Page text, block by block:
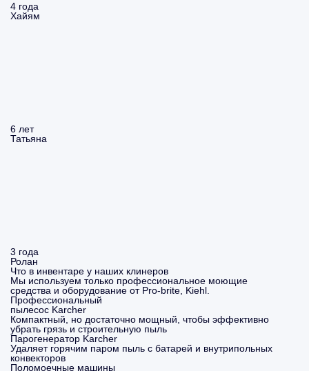
4 года
Хайям
6 лет
Татьяна
3 года
Ролан
Что в инвентаре у наших клинеров
Мы используем только профессиональное моющие
средства и оборудование от Pro-brite, Kiehl.
Профессиональный
пылесос Karcher
Компактный, но достаточно мощный, чтобы эффективно
убрать грязь и строительную пыль
Парогенератор Karcher
Удаляет горячим паром пыль с батарей и внутрипольных
конвекторов
Поломоечные машины